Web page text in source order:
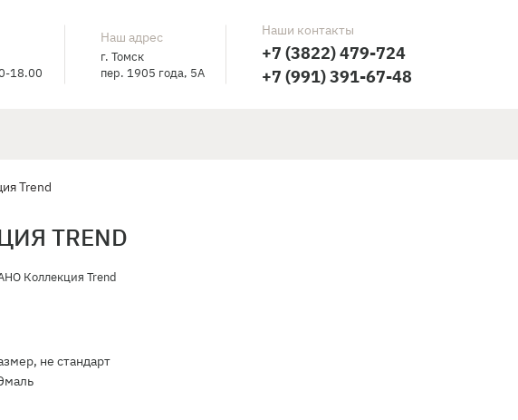
18.00
Наш адрес
г. Томск
пер. 1905 года, 5А
Наши контакты
+7 (3822) 479-724
+7 (991) 391-67-48
Trend
TREND
Коллекция Trend
не стандарт